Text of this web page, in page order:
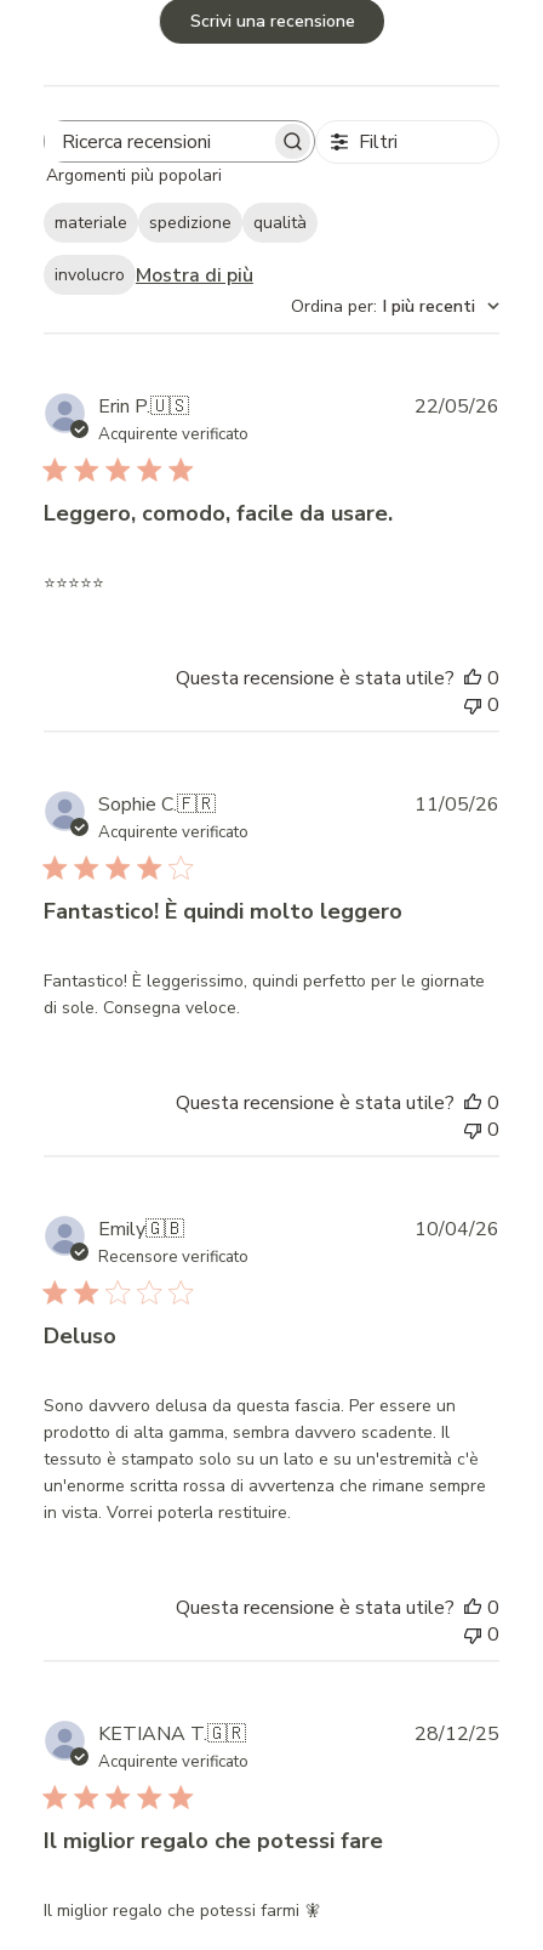
Scrivi una recensione
Search
reviews
Filtri
Argomenti più popolari
materiale spedizione qualità
involucro Mostra di più
Ordina per: I più recenti
Erin P.🇺🇸
Acquirente verificato
Leggero, comodo, facile da usare.
⭐️⭐️⭐️⭐️⭐️
22/05/26
Questa recensione è stata utile?
0
0
Sophie C.🇫🇷
Acquirente verificato
Fantastico! È quindi molto leggero
Fantastico! È leggerissimo, quindi perfetto per le giornate
di sole. Consegna veloce.
11/05/26
Questa recensione è stata utile?
0
0
Emily🇬🇧
Recensore verificato
Deluso
Sono davvero delusa da questa fascia. Per essere un
prodotto di alta gamma, sembra davvero scadente. Il
tessuto è stampato solo su un lato e su un'estremità c'è
un'enorme scritta rossa di avvertenza che rimane sempre
in vista. Vorrei poterla restituire.
10/04/26
Questa recensione è stata utile?
0
0
KETIANA T.🇬🇷
Acquirente verificato
Il miglior regalo che potessi fare
Il miglior regalo che potessi farmi 🧚
28/12/25